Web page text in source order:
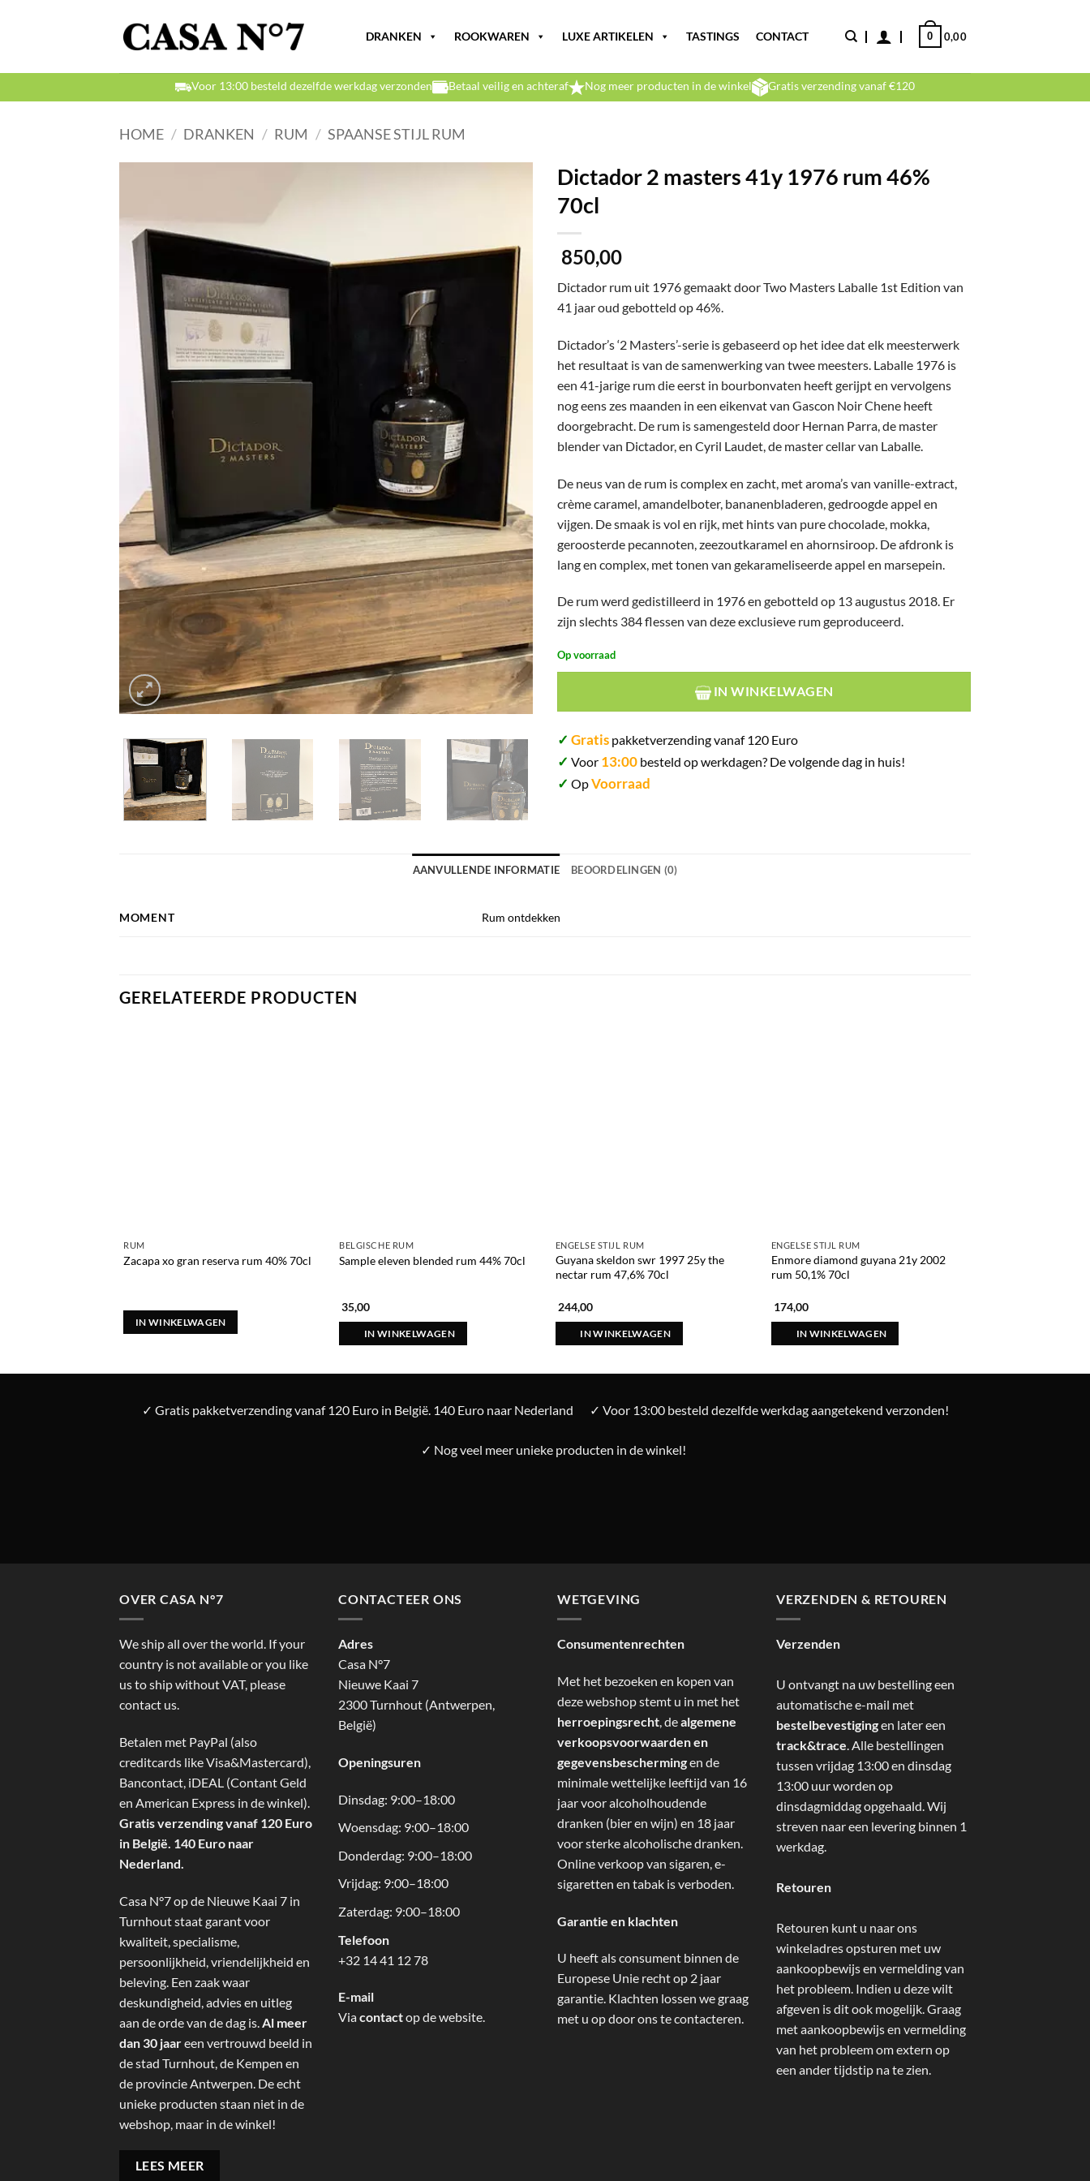
DRANKEN ROOKWAREN LUXE ARTIKELEN TASTINGS CONTACT 0,00
0
Voor 13:00 besteld dezelfde werkdag verzonden Betaal veilig en achteraf Nog meer producten in de winkel Gratis verzending vanaf €120
HOME / DRANKEN / RUM / SPAANSE STIJL RUM
Dictador 2 masters 41y 1976 rum 46%
70cl
850,00
Dictador rum uit 1976 gemaakt door Two Masters Laballe 1st Edition van
41 jaar oud gebotteld op 46%.
Dictador’s ‘2 Masters’-serie is gebaseerd op het idee dat elk meesterwerk
het resultaat is van de samenwerking van twee meesters. Laballe 1976 is
een 41-jarige rum die eerst in bourbonvaten heeft gerijpt en vervolgens
nog eens zes maanden in een eikenvat van Gascon Noir Chene heeft
doorgebracht. De rum is samengesteld door Hernan Parra, de master
blender van Dictador, en Cyril Laudet, de master cellar van Laballe.
De neus van de rum is complex en zacht, met aroma’s van vanille-extract,
crème caramel, amandelboter, bananenbladeren, gedroogde appel en
vijgen. De smaak is vol en rijk, met hints van pure chocolade, mokka,
geroosterde pecannoten, zeezoutkaramel en ahornsiroop. De afdronk is
lang en complex, met tonen van gekarameliseerde appel en marsepein.
De rum werd gedistilleerd in 1976 en gebotteld op 13 augustus 2018. Er
zijn slechts 384 flessen van deze exclusieve rum geproduceerd.
Op voorraad
IN WINKELWAGEN
✓ Gratis pakketverzending vanaf 120 Euro
✓ Voor 13:00 besteld op werkdagen? De volgende dag in huis!
✓ OpVoorraad
AANVULLENDE INFORMATIE BEOORDELINGEN (0)
MOMENT Rum ontdekken
GERELATEERDE PRODUCTEN
RUM
Zacapa xo gran reserva rum 40% 70cl
IN WINKELWAGEN
BELGISCHE RUM
Sample eleven blended rum 44% 70cl
35,00
IN WINKELWAGEN
ENGELSE STIJL RUM
Guyana skeldon swr 1997 25y the
nectar rum 47,6% 70cl
244,00
IN WINKELWAGEN
ENGELSE STIJL RUM
Enmore diamond guyana 21y 2002
rum 50,1% 70cl
174,00
IN WINKELWAGEN
✓ Gratis pakketverzending vanaf 120 Euro in België. 140 Euro naar Nederland ✓ Voor 13:00 besteld dezelfde werkdag aangetekend verzonden!
✓ Nog veel meer unieke producten in de winkel!
OVER CASA N°7
We ship all over the world. If your
country is not available or you like
us to ship without VAT, please
contact us.
Betalen met PayPal (also
creditcards like Visa&Mastercard),
Bancontact, iDEAL (Contant Geld
en American Express in de winkel).
Gratis verzending vanaf 120 Euro
in België. 140 Euro naar
Nederland.
Casa N°7 op de Nieuwe Kaai 7 in
Turnhout staat garant voor
kwaliteit, specialisme,
persoonlijkheid, vriendelijkheid en
beleving. Een zaak waar
deskundigheid, advies en uitleg
aan de orde van de dag is. Al meer
dan 30 jaareen vertrouwd beeld in
de stad Turnhout, de Kempen en
de provincie Antwerpen. De echt
unieke producten staan niet in de
webshop, maar in de winkel!
LEES MEER
CONTACTEER ONS
Adres
Casa N°7
Nieuwe Kaai 7
2300 Turnhout (Antwerpen,
België)
Openingsuren
Dinsdag: 9:00–18:00
Woensdag: 9:00–18:00
Donderdag: 9:00–18:00
Vrijdag: 9:00–18:00
Zaterdag: 9:00–18:00
Telefoon
+32 14 41 12 78
E-mail
Viacontactop de website.
WETGEVING
Consumentenrechten
Met het bezoeken en kopen van
deze webshop stemt u in met het
herroepingsrecht , dealgemene
verkoopsvoorwaarden en
gegevensbeschermingen de
minimale wettelijke leeftijd van 16
jaar voor alcoholhoudende
dranken (bier en wijn) en 18 jaar
voor sterke alcoholische dranken.
Online verkoop van sigaren, e-
sigaretten en tabak is verboden.
Garantie en klachten
U heeft als consument binnen de
Europese Unie recht op 2 jaar
garantie. Klachten lossen we graag
met u op door ons te contacteren.
VERZENDEN & RETOUREN
Verzenden
U ontvangt na uw bestelling een
automatische e-mail met
bestelbevestigingen later een
track&trace. Alle bestellingen
tussen vrijdag 13:00 en dinsdag
13:00 uur worden op
dinsdagmiddag opgehaald. Wij
streven naar een levering binnen 1
werkdag.
Retouren
Retouren kunt u naar ons
winkeladres opsturen met uw
aankoopbewijs en vermelding van
het probleem. Indien u deze wilt
afgeven is dit ook mogelijk. Graag
met aankoopbewijs en vermelding
van het probleem om extern op
een ander tijdstip na te zien.